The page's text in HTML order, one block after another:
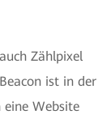
Zählpixel
ist in der
eine Website